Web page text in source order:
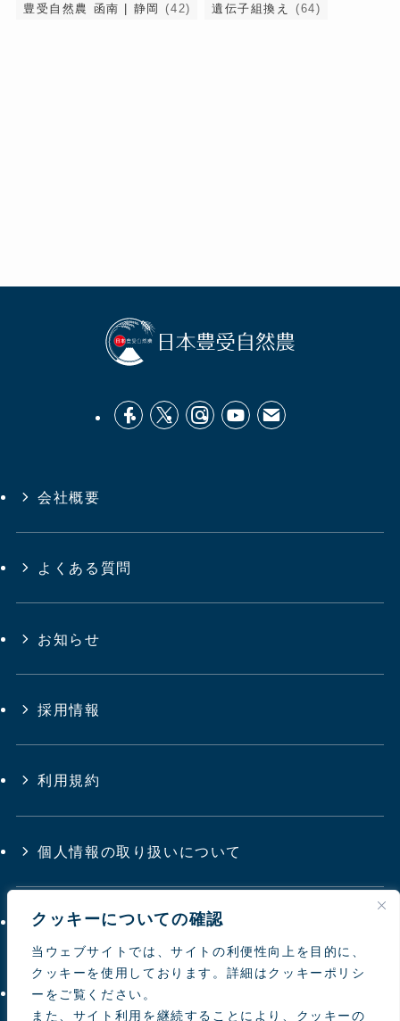
クッキーについての確認
当ウェブサイトでは、サイトの利便性向上を目的に、
クッキーを使用しております。詳細はクッキーポリシ
ーをご覧ください。
また、サイト利用を継続することにより、クッキーの
豊受自然農 函南 | 静岡 (42) 遺伝子組換え (64)
会社概要
よくある質問
お知らせ
採用情報
利用規約
個人情報の取り扱いについて
サイトマップ
お問い合わせ